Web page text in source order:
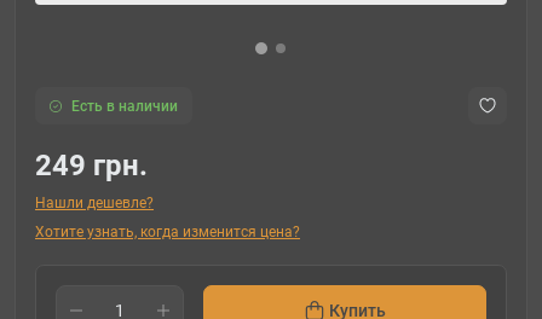
Есть в наличии
249 грн.
Нашли дешевле?
Хотите узнать, когда изменится цена?
Купить